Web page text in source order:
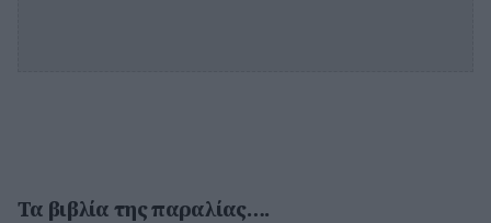
Τα βιβλία της παραλίας….